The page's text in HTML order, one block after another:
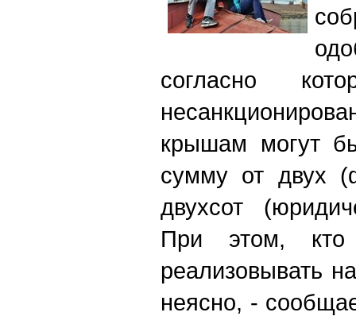
согласно
крышам могут
сумму от двух
двухсот
При этом,
реализовывать
неясно, -